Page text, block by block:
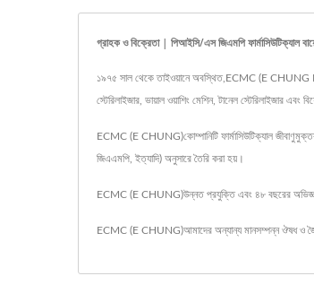
গ্রাহক ও বিক্রেতা | পিআইসি/এস জিএমপি ফার্মাসিউটিক্যাল
১৯৭৫ সাল থেকে তাইওয়ানে অবস্থিত,ECMC (E CHUNG
স্টেরিলাইজার, ভায়াল ওয়াশিং মেশিন, টানেল স্টেরিলাইজার এবং
ECMC (E CHUNG)কোম্পানিটি ফার্মাসিউটিক্যাল
জিএএমপি, ইত্যাদি) অনুসারে তৈরি করা হয়।
ECMC (E CHUNG)উন্নত প্রযুক্তি এবং ৪৮ বছরের
ECMC (E CHUNG)আমাদের অন্যান্য মানসম্পন্ন ঔষধ ও